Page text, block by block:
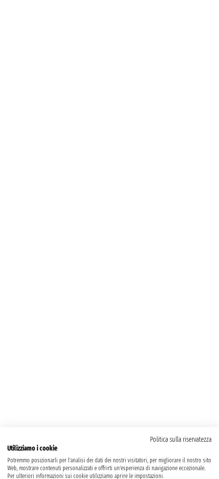
Politica sulla riservatezza
Utilizziamo i cookie
Potremmo posizionarli per l'analisi dei dati dei nostri visitatori, per migliorare il nostro sito
Web, mostrare contenuti personalizzati e offrirti un'esperienza di navigazione eccezionale.
Per ulteriori informazioni sui cookie utilizziamo aprire le impostazioni.